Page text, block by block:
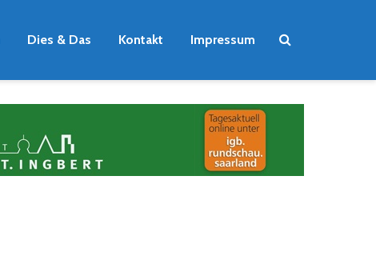
Dies & Das Kontakt Impressum